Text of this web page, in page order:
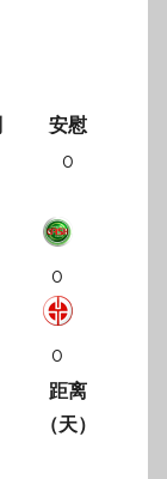
安慰
0
0
0
距离
（天）